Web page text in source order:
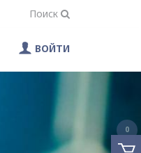
Поиск
ВОЙТИ
0